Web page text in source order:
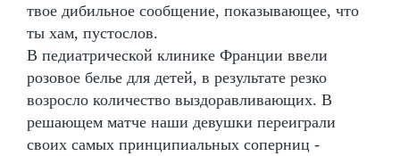
твое дибильное сообщение, показывающее, что
ты хам, пустослов.
В педиатрической клинике Франции ввели
розовое белье для детей, в результате резко
возросло количество выздоравливающих. В
решающем матче наши девушки переиграли
своих самых принципиальных соперниц -